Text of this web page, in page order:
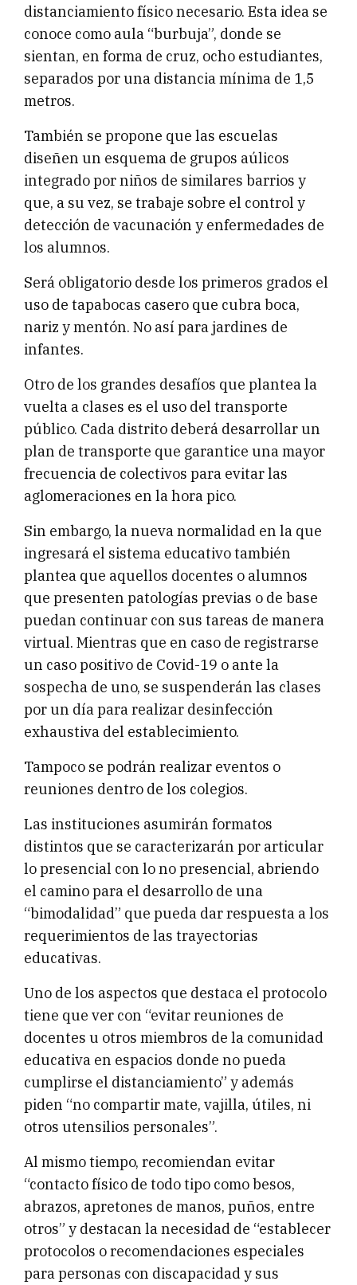
distanciamiento físico necesario. Esta idea se
conoce como aula “burbuja”, donde se
sientan, en forma de cruz, ocho estudiantes,
separados por una distancia mínima de 1,5
metros.
También se propone que las escuelas
diseñen un esquema de grupos aúlicos
integrado por niños de similares barrios y
que, a su vez, se trabaje sobre el control y
detección de vacunación y enfermedades de
los alumnos.
Será obligatorio desde los primeros grados el
uso de tapabocas casero que cubra boca,
nariz y mentón. No así para jardines de
infantes.
Otro de los grandes desafíos que plantea la
vuelta a clases es el uso del transporte
público. Cada distrito deberá desarrollar un
plan de transporte que garantice una mayor
frecuencia de colectivos para evitar las
aglomeraciones en la hora pico.
Sin embargo, la nueva normalidad en la que
ingresará el sistema educativo también
plantea que aquellos docentes o alumnos
que presenten patologías previas o de base
puedan continuar con sus tareas de manera
virtual. Mientras que en caso de registrarse
un caso positivo de Covid-19 o ante la
sospecha de uno, se suspenderán las clases
por un día para realizar desinfección
exhaustiva del establecimiento.
Tampoco se podrán realizar eventos o
reuniones dentro de los colegios.
Las instituciones asumirán formatos
distintos que se caracterizarán por articular
lo presencial con lo no presencial, abriendo
el camino para el desarrollo de una
“bimodalidad” que pueda dar respuesta a los
requerimientos de las trayectorias
educativas.
Uno de los aspectos que destaca el protocolo
tiene que ver con “evitar reuniones de
docentes u otros miembros de la comunidad
educativa en espacios donde no pueda
cumplirse el distanciamiento” y además
piden “no compartir mate, vajilla, útiles, ni
otros utensilios personales”.
Al mismo tiempo, recomiendan evitar
“contacto físico de todo tipo como besos,
abrazos, apretones de manos, puños, entre
otros” y destacan la necesidad de “establecer
protocolos o recomendaciones especiales
para personas con discapacidad y sus